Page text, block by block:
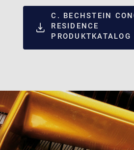
C. BECHSTEIN
RESIDENCE
PRODUKTKATALOG